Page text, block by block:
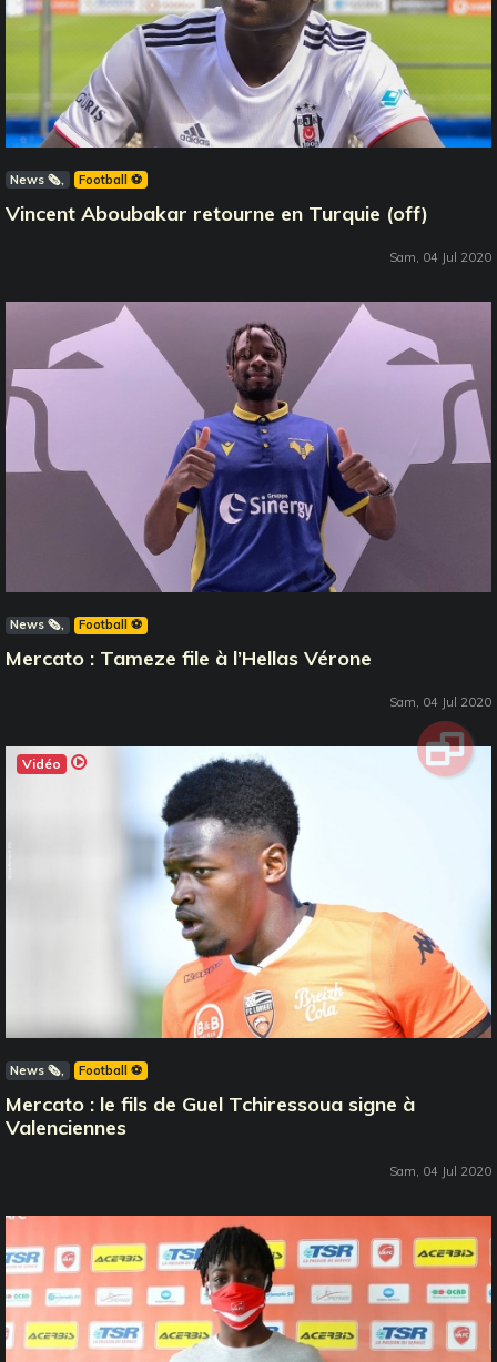
News 🗞️ Football ⚽️
Vincent Aboubakar retourne en Turquie (off)
Sam, 04 Jul 2020
News 🗞️ Football ⚽️
Mercato : Tameze file à l’Hellas Vérone
Sam, 04 Jul 2020
Vidéo
News 🗞️ Football ⚽️
Mercato : le fils de Guel Tchiressoua signe à
Valenciennes
Sam, 04 Jul 2020